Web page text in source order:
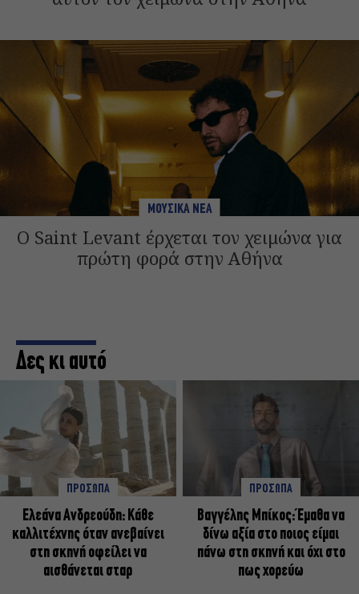
ΜΟΥΣΙΚΑ ΝΕΑ
Ο Saint Levant έρχεται τον χειμώνα για
πρώτη φορά στην Αθήνα
Δες κι αυτό
ΠΡΟΣΩΠΑ
Ελεάνα Ανδρεούδη: Κάθε
καλλιτέχνης όταν ανεβαίνει
στη σκηνή οφείλει να
αισθάνεται σταρ
ΠΡΟΣΩΠΑ
Βαγγέλης Μπίκος: Έμαθα να
δίνω αξία στο ποιος είμαι
πάνω στη σκηνή και όχι στο
πως χορεύω